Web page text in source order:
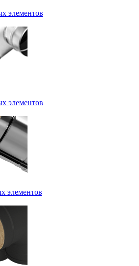
элементов
элементов
элементов